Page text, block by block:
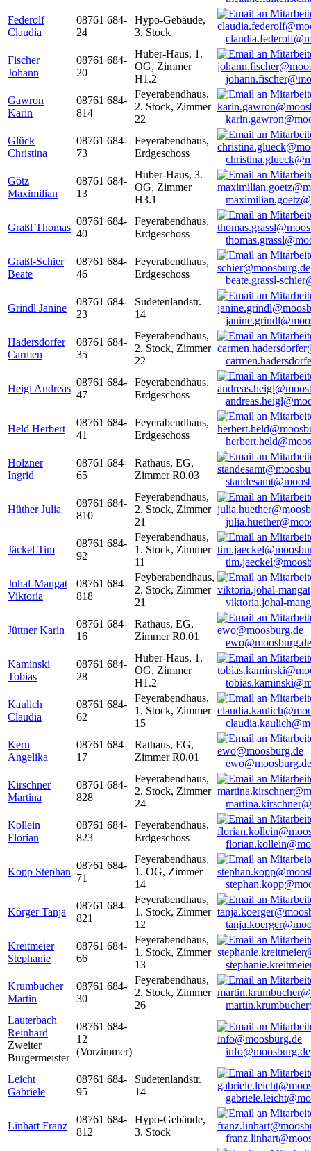
Federolf
Claudia
08761 684-
24
Hypo-Gebäude,
3. Stock
Fischer
Johann
08761 684-
20
Huber-Haus, 1.
OG, Zimmer
H1.2
Gawron
Karin
08761 684-
814
Feyerabendhaus,
2. Stock, Zimmer
22
Glück
Christina
08761 684-
73
Feyerabendhaus,
Erdgeschoss
Götz
Maximilian
08761 684-
13
Huber-Haus, 3.
OG, Zimmer
H3.1
Graßl Thomas
08761 684-
40
Feyerabendhaus,
Erdgeschoss
Graßl-Schier
Beate
08761 684-
46
Feyerabendhaus,
Erdgeschoss
beate.grassl-
Grindl Janine
08761 684-
23
Sudetenlandstr.
14
Hadersdorfer
Carmen
08761 684-
35
Feyerabendhaus,
2. Stock, Zimmer
22
Heigl Andreas
08761 684-
47
Feyerabendhaus,
Erdgeschoss
Held Herbert
08761 684-
41
Feyerabendhaus,
Erdgeschoss
Holzner
Ingrid
08761 684-
65
Rathaus, EG,
Zimmer R0.03
Hüther Julia
08761 684-
810
Feyerabendhaus,
2. Stock, Zimmer
21
Jäckel Tim
08761 684-
92
Feyerabendhaus,
1. Stock, Zimmer
11
Johal-Mangat
Viktoria
08761 684-
818
Feyberabendhaus,
2. Stock, Zimmer
21
viktoria.johal-
Jüttner Karin
08761 684-
16
Rathaus, EG,
Zimmer R0.01
ewo@moosburg.de
Kaminski
Tobias
08761 684-
28
Huber-Haus, 1.
OG, Zimmer
H1.2
Kaulich
Claudia
08761 684-
62
Feyerabendhaus,
1. Stock, Zimmer
15
Kern
Angelika
08761 684-
17
Rathaus, EG,
Zimmer R0.01
ewo@moosburg.de
Kirschner
Martina
08761 684-
828
Feyerabendhaus,
2. Stock, Zimmer
24
Kollein
Florian
08761 684-
823
Feyerabendhaus,
Erdgeschoss
Kopp Stephan
08761 684-
71
Feyerabendhaus,
1. OG, Zimmer
14
Körger Tanja
08761 684-
821
Feyerabendhaus,
1. Stock, Zimmer
12
Kreitmeier
Stephanie
08761 684-
66
Feyerabendhaus,
1. Stock, Zimmer
13
Krumbucher
Martin
08761 684-
30
Feyerabendhaus,
2. Stock, Zimmer
26
Lauterbach
Reinhard
Zweiter
Bürgermeister
08761 684-
12
(Vorzimmer)
info@moosburg.de
Leicht
Gabriele
08761 684-
95
Sudetenlandstr.
14
Linhart Franz
08761 684-
812
Hypo-Gebäude,
3. Stock